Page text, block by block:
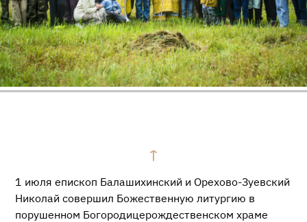
1 июля епископ Балашихинский и Орехово-Зуевский
Николай совершил Божественную литургию в
порушенном Богородицерождественском храме